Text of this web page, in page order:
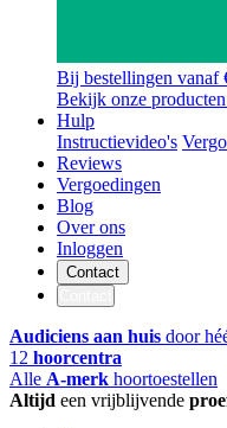
Bij bestellingen vanaf
Bekijk onze
Hulp
Instructievideo's
Reviews
Vergoedingen
Blog
Over ons
Inloggen
Contact
Audiciens aan huis door
12 hoorcentra
Alle A-merk hoortoestellen
Altijd een vrijblijvende